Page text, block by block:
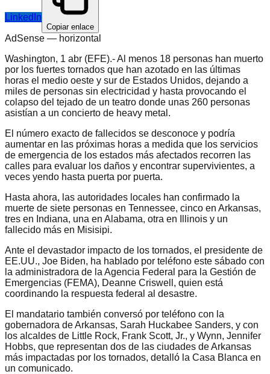
LinkedIn
Copiar enlace
AdSense — horizontal
Washington, 1 abr (EFE).- Al menos 18 personas han muerto
por los fuertes tornados que han azotado en las últimas
horas el medio oeste y sur de Estados Unidos, dejando a
miles de personas sin electricidad y hasta provocando el
colapso del tejado de un teatro donde unas 260 personas
asistían a un concierto de heavy metal.
El número exacto de fallecidos se desconoce y podría
aumentar en las próximas horas a medida que los servicios
de emergencia de los estados más afectados recorren las
calles para evaluar los daños y encontrar supervivientes, a
veces yendo hasta puerta por puerta.
Hasta ahora, las autoridades locales han confirmado la
muerte de siete personas en Tennessee, cinco en Arkansas,
tres en Indiana, una en Alabama, otra en Illinois y un
fallecido más en Misisipi.
Ante el devastador impacto de los tornados, el presidente de
EE.UU., Joe Biden, ha hablado por teléfono este sábado con
la administradora de la Agencia Federal para la Gestión de
Emergencias (FEMA), Deanne Criswell, quien está
coordinando la respuesta federal al desastre.
El mandatario también conversó por teléfono con la
gobernadora de Arkansas, Sarah Huckabee Sanders, y con
los alcaldes de Little Rock, Frank Scott, Jr., y Wynn, Jennifer
Hobbs, que representan dos de las ciudades de Arkansas
más impactadas por los tornados, detalló la Casa Blanca en
un comunicado.